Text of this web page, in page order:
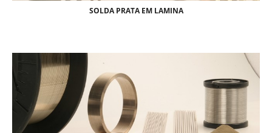
SOLDA PRATA EM LAMINA